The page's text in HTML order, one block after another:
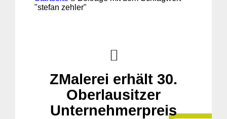
"stefan zehler"
ZMalerei erhält 30.
Oberlausitzer
Unternehmerpreis